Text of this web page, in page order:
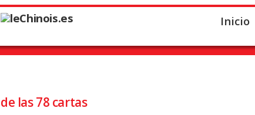
Inicio
Carta 15 LA
de las 78 cartas